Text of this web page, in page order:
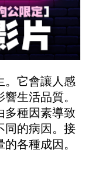
。它會讓人感
生活品質。
多種因素導致
同的病因。接
各種成因。